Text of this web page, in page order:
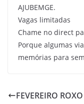
AJUBEMGE.
Vagas limitadas
Chame no direct
Porque algumas
memórias para
FEVEREIRO